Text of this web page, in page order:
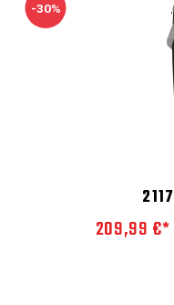
-30%
2117
209,99 €*